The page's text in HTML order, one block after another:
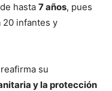
hasta 7 años, pues
20 infantes y
su
y la protección